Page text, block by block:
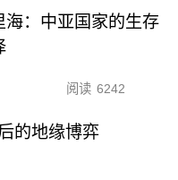
海：中亚国家的生存
阅读 6242
的地缘博弈